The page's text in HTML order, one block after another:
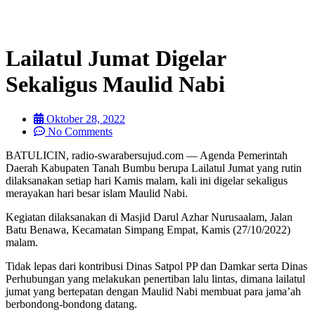
Lailatul Jumat Digelar
Sekaligus Maulid Nabi
Oktober 28, 2022
No Comments
BATULICIN, radio-swarabersujud.com — Agenda Pemerintah
Daerah Kabupaten Tanah Bumbu berupa Lailatul Jumat yang rutin
dilaksanakan setiap hari Kamis malam, kali ini digelar sekaligus
merayakan hari besar islam Maulid Nabi.
Kegiatan dilaksanakan di Masjid Darul Azhar Nurusaalam, Jalan
Batu Benawa, Kecamatan Simpang Empat, Kamis (27/10/2022)
malam.
Tidak lepas dari kontribusi Dinas Satpol PP dan Damkar serta Dinas
Perhubungan yang melakukan penertiban lalu lintas, dimana lailatul
jumat yang bertepatan dengan Maulid Nabi membuat para jama’ah
berbondong-bondong datang.